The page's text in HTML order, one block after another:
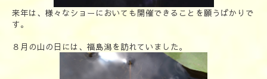
来年は、様々なショーにおいても開催できることを願うばかりで
す。
８月の山の日には、福島潟を訪れていました。